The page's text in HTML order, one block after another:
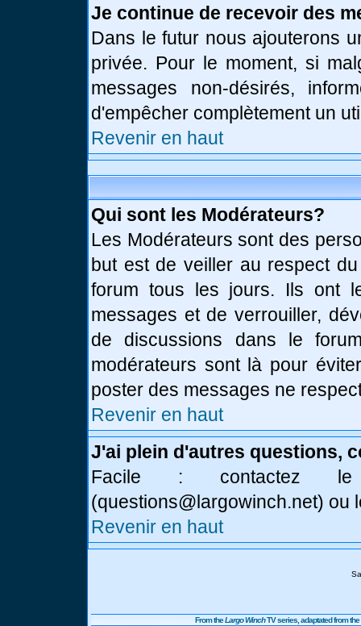
Je continue de recevoir des
Dans le futur nous ajouterons
privée. Pour le moment, si
messages non-désirés,
d'empêcher complètement un
Revenir en haut
Qui sont les Modérateurs?
Les Modérateurs sont des
but est de veiller au respect
forum tous les jours. Ils ont
messages et de verrouiller,
de discussions dans le
modérateurs sont là pour
poster des messages ne
Revenir en haut
J'ai plein d'autres questions,
Facile : contactez
(questions@largowinch.net) ou
Revenir en haut
From theLargo WinchTV series, adaptated from